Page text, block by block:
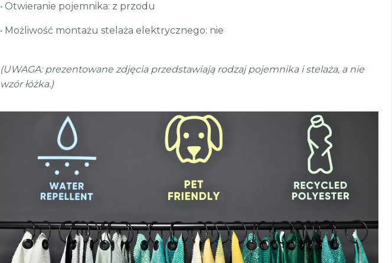
• Otwieranie pojemnika: z przodu
• Możliwość montażu stelaża elektrycznego: nie
(UWAGA: prezentowane zdjęcia przedstawiają rodzaj pojemnika i stelaża, a nie
wzór łóżka.)